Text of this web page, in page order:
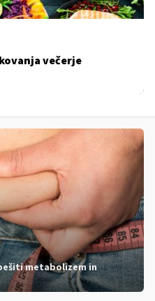
večerje
metabolizem in